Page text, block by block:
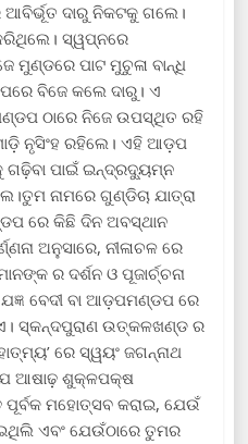
ଆବିର୍ଭୂତ ଦାରୁ ନିକଟକୁ ଗଲେ।
ସ୍ୱପ୍ନରେ
ମୁଣ୍ଡରେ ପାଟ ମୁଚୁଳା ବାନ୍ଧି
ବିଜେ କଲେ ଦାରୁ। ଏ
ଠାରେ ନିଜେ ଉପସ୍ଥିତ ରହି
ନୃସିଂହ ରହିଲେ। ଏହି ଆଡ଼ପ
ଗଢ଼ିବା ପାଇଁ ଇନ୍ଦ୍ରଦ୍ୟୁମ୍ନ
ନାମରେ ଗୁଣ୍ଡିଚା ଯାତ୍ରା
ରେ କିଛି ଦିନ ଅବସ୍ଥାନ
ଅନୁସାରେ, ନୀଳାଚଳ ରେ
ର ଦର୍ଶନ ଓ ପୂଜାର୍ଚ୍ଚନା
ବେଦୀ ବା ଆଡ଼ପମଣ୍ଡପ ରେ
ସ୍କନ୍ଦପୁରାଣ ଉତ୍କଳଖଣ୍ଡ ର
ରେ ସ୍ୱୟଂ ଜଗନ୍ନାଥ
ଆଷାଢ଼ ଶୁକ୍ଳପକ୍ଷ
ମହୋତ୍ସବ କରାଇ, ଯେଉଁ
ଏବଂ ଯେଉଁଠାରେ ତୁମର